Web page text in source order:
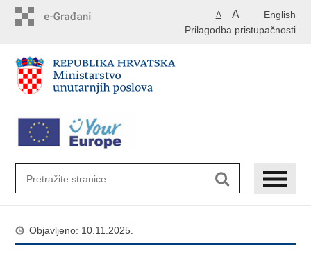
English
A A
Prilagodba pristupačnosti
Objavljeno: 10.11.2025.